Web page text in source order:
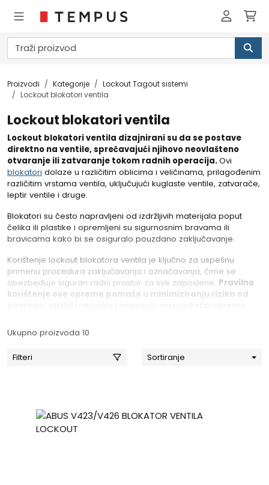
Proizvodi Kategorije
Lockout Tagout sistemi
Lockout blokatori ventila
Lockout blokatori ventila
Lockout blokatori ventila dizajnirani su da se postave
direktno na ventile, sprečavajući njihovo neovlašteno
otvaranje ili zatvaranje tokom radnih operacija.Ovi
blokatori dolaze u različitim oblicima i veličinama, prilagođenim
različitim vrstama ventila, uključujući kuglaste ventile, zatvarače,
leptir ventile i druge.
Blokatori su često napravljeni od izdržljivih materijala poput
čelika ili plastike i opremljeni su sigurnosnim bravama ili
bravicama kako bi se osiguralo pouzdano zaključavanje.
Korištenje lockout blokatora ventila je ključno za uspešnu
primenu procedura zaključavanja i označavanja, čime se
obezbeđuje siguran radni prostor za sve zaposlene. Pravilno
korištenje ove opreme pomaže u minimiziranju rizika od
Ukupno proizvoda 10
Filteri Sortiranje